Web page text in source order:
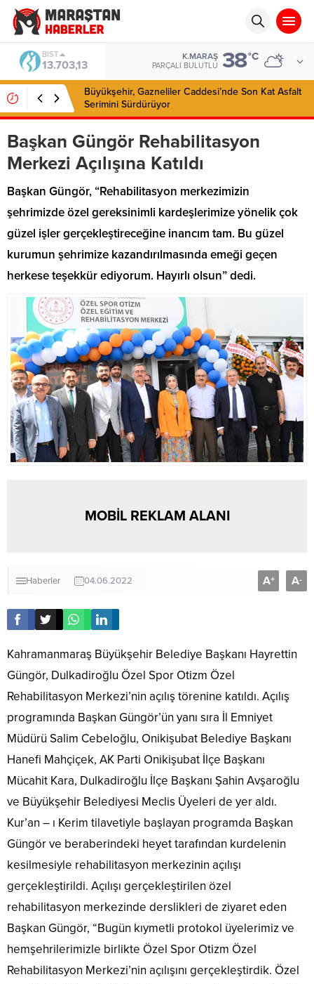
BIST
13.703,13
K.MARAŞ
PARÇALI BULUTLU 38°C
Büyükşehir, Gazneliler Caddesi’nde Son Kat Asfalt
Serimini Sürdürüyor
Başkan Güngör Rehabilitasyon
Merkezi Açılışına Katıldı
Başkan Güngör, “Rehabilitasyon merkezimizin
şehrimizde özel gereksinimli kardeşlerimize yönelik çok
güzel işler gerçekleştireceğine inancım tam. Bu güzel
kurumun şehrimize kazandırılmasında emeği geçen
herkese teşekkür ediyorum. Hayırlı olsun” dedi.
MOBİL REKLAM ALANI
Haberler 04.06.2022 A+ A-
Kahramanmaraş Büyükşehir Belediye Başkanı Hayrettin
Güngör, Dulkadiroğlu Özel Spor Otizm Özel
Rehabilitasyon Merkezi’nin açılış törenine katıldı. Açılış
programında Başkan Güngör’ün yanı sıra İl Emniyet
Müdürü Salim Cebeloğlu, Onikişubat Belediye Başkanı
Hanefi Mahçiçek, AK Parti Onikişubat İlçe Başkanı
Mücahit Kara, Dulkadiroğlu İlçe Başkanı Şahin Avşaroğlu
ve Büyükşehir Belediyesi Meclis Üyeleri de yer aldı.
Kur’an – ı Kerim tilavetiyle başlayan programda Başkan
Güngör ve beraberindeki heyet tarafından kurdelenin
kesilmesiyle rehabilitasyon merkezinin açılışı
gerçekleştirildi. Açılışı gerçekleştirilen özel
rehabilitasyon merkezinde derslikleri de ziyaret eden
Başkan Güngör, “Bugün kıymetli protokol üyelerimiz ve
hemşehrilerimizle birlikte Özel Spor Otizm Özel
Rehabilitasyon Merkezi’nin açılışını gerçekleştirdik. Özel